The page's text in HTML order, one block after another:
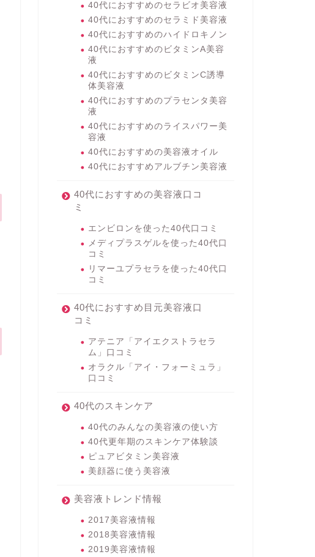
40代におすすめのセラビオ美容液
40代におすすめのセラミド美容液
40代におすすめのハイドロキノン
40代におすすめのビタミンA美容
液
40代におすすめのビタミンC誘導
体美容液
40代におすすめのプラセンタ美容
液
40代におすすめのライスパワー美
容液
40代におすすめの美容液オイル
40代におすすめアルブチン美容液
40代におすすめの美容液口コ
ミ
エンビロンを使った40代口コミ
メディプラスゲルを使った40代口
コミ
リマーユプラセラを使った40代口
コミ
40代におすすめ目元美容液口
コミ
アテニア「アイエクストラセラ
ム」口コミ
オラクル「アイ・フォーミュラ」
口コミ
40代のスキンケア
40代のみんなの美容液の使い方
40代更年期のスキンケア体験談
ピュアビタミン美容液
美顔器に使う美容液
美容液トレンド情報
2017美容液情報
2018美容液情報
2019美容液情報